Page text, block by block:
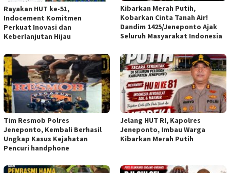
Rayakan HUT ke-51,
Indocement Komitmen
Perkuat Inovasi dan
Keberlanjutan Hijau
Kibarkan Merah Putih,
Kobarkan Cinta Tanah Air!
Dandim 1425/Jeneponto Ajak
Seluruh Masyarakat Indonesia
Tim Resmob Polres
Jeneponto, Kembali Berhasil
Ungkap Kasus Kejahatan
Pencuri handphone
Jelang HUT RI, Kapolres
Jeneponto, Imbau Warga
Kibarkan Merah Putih